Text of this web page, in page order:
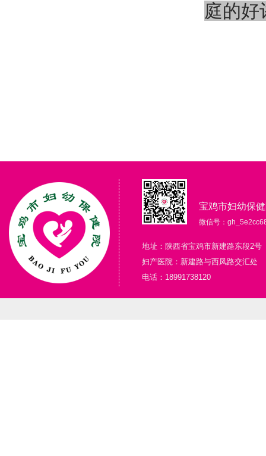
庭的好
宝鸡市妇幼保
微信号：
地址：陕西省宝鸡市新建路东段2号
妇产医院：新建路与西凤路交汇处
电话：18991738120